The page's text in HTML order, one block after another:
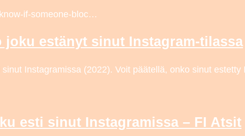
if-someone-bloc…
joku estänyt sinut Instagram-tilassa
Instagramissa (2022). Voit päätellä, onko sinut estetty
esti sinut Instagramissa – FI Atsit